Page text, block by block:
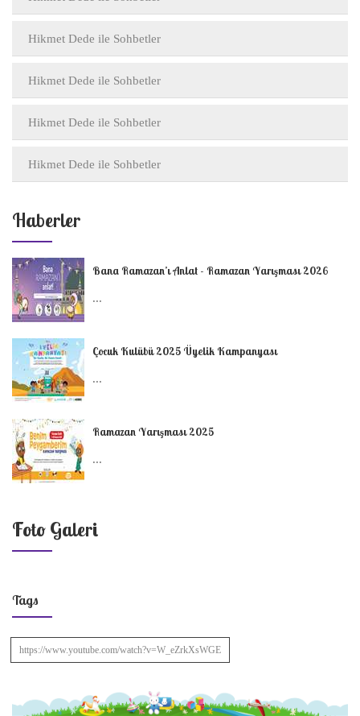
Hikmet Dede ile Sohbetler
Hikmet Dede ile Sohbetler
Hikmet Dede ile Sohbetler
Hikmet Dede ile Sohbetler
Haberler
Bana Ramazan’ı Anlat - Ramazan Yarışması 2026
...
Çocuk Kulübü 2025 Üyelik Kampanyası
...
Ramazan Yarışması 2025
...
Foto Galeri
Tags
https://www.youtube.com/watch?v=W_eZrkXsWGE